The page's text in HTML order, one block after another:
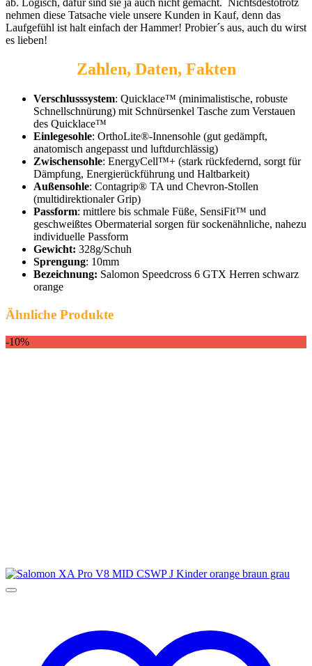
nehmen diese Tatsache viele unsere Kunden in Kauf, denn das
Laufgefühl ist halt einfach der Hammer! Probier´s aus, auch du wirst
es lieben!
Zahlen, Daten, Fakten
Verschlusssystem: Quicklace™ (minimalistische, robuste
Schnellschnürung) mit Schnürsenkel Tasche zum Verstauen
des Quicklace™
Einlegesohle: OrthoLite®-Innensohle (gut gedämpft,
anatomisch angepasst und luftdurchlässig)
Zwischensohle: EnergyCell™+ (stark rückfedernd, sorgt für
Dämpfung, Energierückführung und Haltbarkeit)
Außensohle: Contagrip® TA und Chevron-Stollen
(multidirektionaler Grip)
Passform: mittlere bis schmale Füße, SensiFit™ und
geschweißtes Obermaterial sorgen für sockenähnliche, nahezu
individuelle Passform
Gewicht: 328g/Schuh
Sprengung: 10mm
Bezeichnung: Salomon Speedcross 6 GTX Herren schwarz
orange
Ähnliche Produkte
-10%